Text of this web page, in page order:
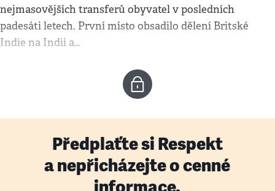
nejmasovějších transferů obyvatel v posledních
padesáti letech. První místo obsadilo dělení Britské
Indie na Indii a…
Předplaťte si Respekt
a nepřicházejte o cenné
informace.